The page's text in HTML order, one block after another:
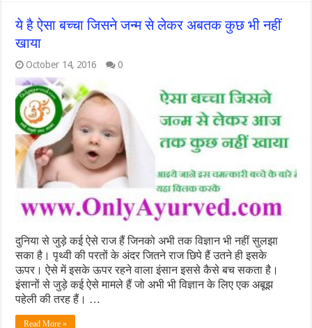
ये है ऐसा बच्‍चा जिसने जन्‍म से लेकर अबतक कुछ भी नहीं
खाया
October 14, 2016 0
दुनिया से जुड़े कई ऐसे राज हैं जिनको अभी तक विज्ञान भी नहीं सुलझा
सका है। पृथ्‍वी की परतों के अंदर जितने राज छिपे हैं उतने ही इसके
ऊपर। ऐसे में इसके ऊपर रहने वाला इंसान इससे कैसे बच सकता है।
इंसानों से जुड़े कई ऐसे मामले हैं जो अभी भी विज्ञान के लिए एक अबूझ
पहेली की तरह हैं। …
Read More »